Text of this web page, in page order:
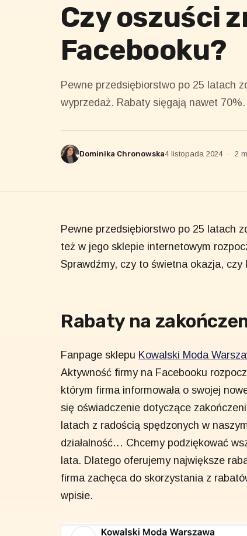
Czy oszuści
Facebooku?
Pewne przedsiębiorstwo po 25 latach
wyprzedaż. Rabaty sięgają nawet
Dominika Chronowska4 listopada 2024 · 2
Pewne przedsiębiorstwo po 25 latach
też w jego sklepie internetowym
Sprawdźmy, czy to świetna okazja, czy
Rabaty na
Fanpage sklepu Kowalski Moda
Aktywność firmy na Facebooku
którym firma informowała o swojej
się oświadczenie dotyczące
latach z radością spędzonych w
działalność… Chcemy podziękować
lata. Dlatego oferujemy największe
firma zachęca do skorzystania z
wpisie.